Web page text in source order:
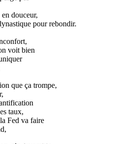
douceur,
pour rebondir.
voit bien
que ça trompe,
taux,
Fed va faire